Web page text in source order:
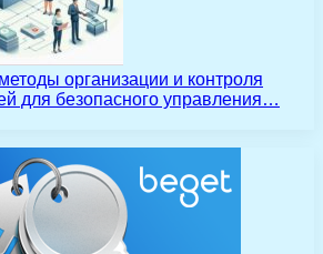
организации и контроля
для безопасного управления…